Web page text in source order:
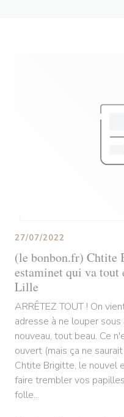
(le bonbon.fr) Chtite
estaminet qui va tout
Lille
27/07/2022
ARRÊTEZ TOUT ! On
adresse à ne louper
nouveau, tout beau. Ce
ouvert (mais ça ne
Chtite Brigitte, le nouvel
faire trembler vos
folle...